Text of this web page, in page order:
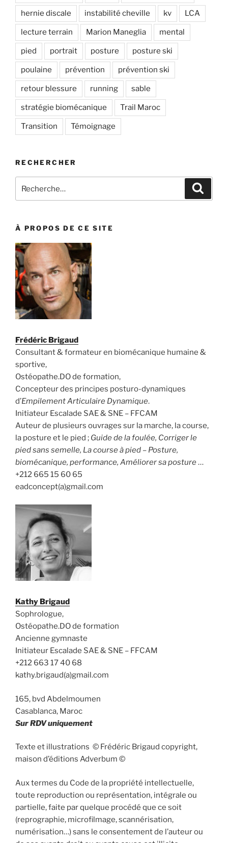
hernie discale instabilité cheville kv LCA
lecture terrain Marion Maneglia mental
pied portrait posture posture ski
poulaine prévention prévention ski
retour blessure running sable
stratégie biomécanique Trail Maroc
Transition Témoignage
RECHERCHER
pour
À PROPOS DE CE SITE
Frédéric Brigaud
Consultant & formateur en biomécanique humaine &
sportive,
Ostéopathe.DO de formation,
Concepteur des principes posturo-dynamiques
d’Empilement Articulaire Dynamique.
Initiateur Escalade SAE & SNE – FFCAM
Auteur de plusieurs ouvrages sur la marche, la course,
la posture et le pied ; Guide de la foulée, Corriger le
pied sans semelle, La course à pied – Posture,
biomécanique, performance, Améliorer sa posture…
+212 665 15 60 65
eadconcept(a)gmail.com
Kathy Brigaud
Sophrologue,
Ostéopathe.DO de formation
Ancienne gymnaste
Initiateur Escalade SAE & SNE – FFCAM
+212 663 17 40 68
kathy.brigaud(a)gmail.com
165, bvd Abdelmoumen
Casablanca, Maroc
Sur RDV uniquement
Texte et illustrations © Frédéric Brigaud copyright,
maison d’éditions Adverbum ©
Aux termes du Code de la propriété intellectuelle,
toute reproduction ou représentation, intégrale ou
partielle, faite par quelque procédé que ce soit
(reprographie, microfilmage, scannérisation,
numérisation…) sans le consentement de l’auteur ou